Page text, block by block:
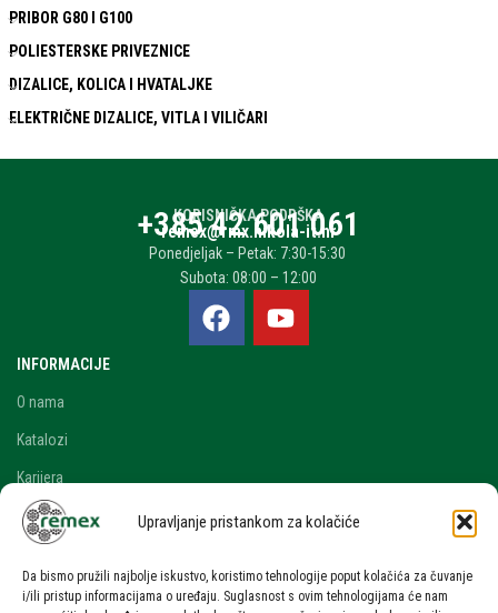
Upravljanje pristankom za kolačiće
Da bismo pružili najbolje iskustvo, koristimo tehnologije poput kolačića za čuvanje
i/ili pristup informacijama o uređaju. Suglasnost s ovim tehnologijama će nam
PRIBOR G80 I G100
POLIESTERSKE PRIVEZNICE
DIZALICE, KOLICA I HVATALJKE
ELEKTRIČNE DIZALICE, VITLA I VILIČARI
KORISNIČKA PODRŠKA
+385 42 601 061
remex@rmx.nikola-it.hr
Ponedjeljak – Petak: 7:30-15:30
Subota: 08:00 – 12:00
INFORMACIJE
O nama
Katalozi
Karijera
Blog i novosti
RAČUN